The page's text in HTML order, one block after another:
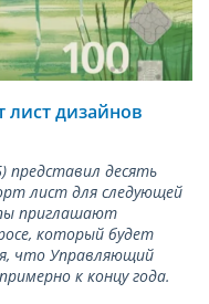
лист дизайнов
представил десять
лист для следующей
приглашают
который будет
что Управляющий
к концу года.